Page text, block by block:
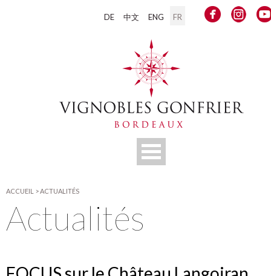
DE 中文 ENG FR
ACCUEIL >ACTUALITÉS
Actualités